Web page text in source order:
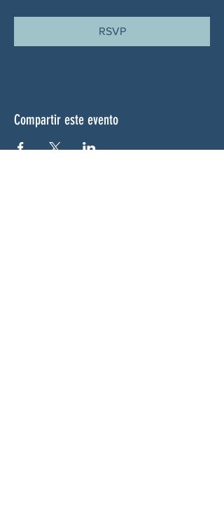
RSVP
Compartir este evento